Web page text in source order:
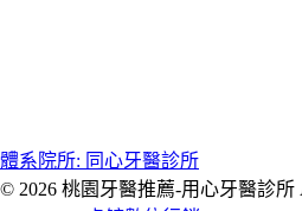
體系院所: 同心牙醫診所
© 2026 桃園牙醫推薦-用心牙醫診所